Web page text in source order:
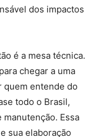
dos impactos
é a mesa técnica.
chegar a uma
quem entende do
todo o Brasil,
manutenção. Essa
sua elaboração